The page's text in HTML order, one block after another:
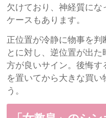
欠けており、神経質にな
ケースもあります。
正位置が冷静に物事を判
とに対し、逆位置が出
方が良いサイン。後悔す
を置いてから大きな買い
う。